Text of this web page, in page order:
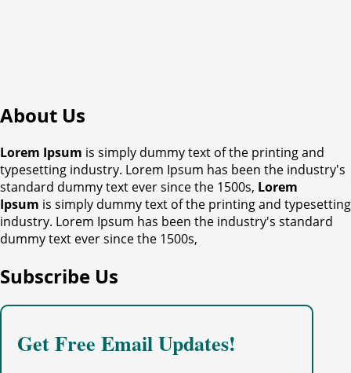
About Us
Lorem Ipsum is simply dummy text of the printing and
typesetting industry. Lorem Ipsum has been the industry's
standard dummy text ever since the 1500s, Lorem
Ipsum is simply dummy text of the printing and typesetting
industry. Lorem Ipsum has been the industry's standard
dummy text ever since the 1500s,
Subscribe Us
Get Free Email Updates!